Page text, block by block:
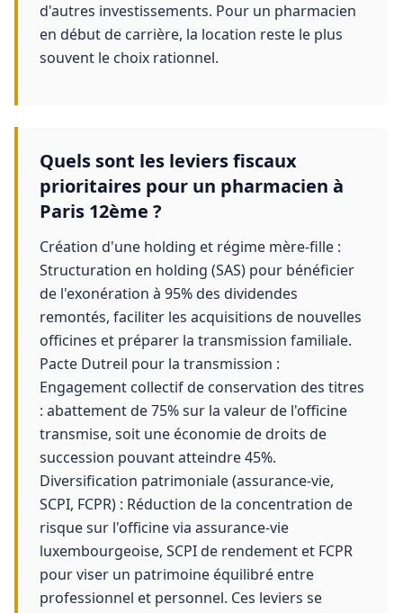
d'autres investissements. Pour un pharmacien
en début de carrière, la location reste le plus
souvent le choix rationnel.
Quels sont les leviers fiscaux
prioritaires pour un pharmacien à
Paris 12ème ?
Création d'une holding et régime mère-fille :
Structuration en holding (SAS) pour bénéficier
de l'exonération à 95% des dividendes
remontés, faciliter les acquisitions de nouvelles
officines et préparer la transmission familiale.
Pacte Dutreil pour la transmission :
Engagement collectif de conservation des titres
: abattement de 75% sur la valeur de l'officine
transmise, soit une économie de droits de
succession pouvant atteindre 45%.
Diversification patrimoniale (assurance-vie,
SCPI, FCPR) : Réduction de la concentration de
risque sur l'officine via assurance-vie
luxembourgeoise, SCPI de rendement et FCPR
pour viser un patrimoine équilibré entre
professionnel et personnel. Ces leviers se